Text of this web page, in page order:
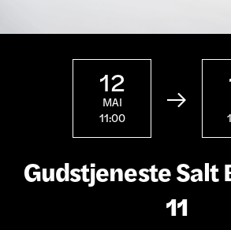
12
MAI
11:00

Gudstjeneste Salt
11